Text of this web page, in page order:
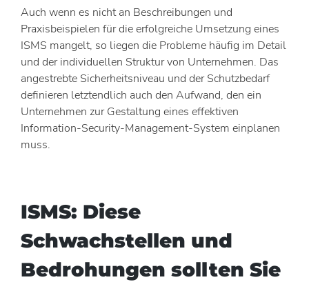
Auch wenn es nicht an Beschreibungen und
Praxisbeispielen für die erfolgreiche Umsetzung eines
ISMS mangelt, so liegen die Probleme häufig im Detail
und der individuellen Struktur von Unternehmen. Das
angestrebte Sicherheitsniveau und der Schutzbedarf
definieren letztendlich auch den Aufwand, den ein
Unternehmen zur Gestaltung eines effektiven
Information-Security-Management-System einplanen
muss.
ISMS: Diese
Schwachstellen und
Bedrohungen sollten Sie